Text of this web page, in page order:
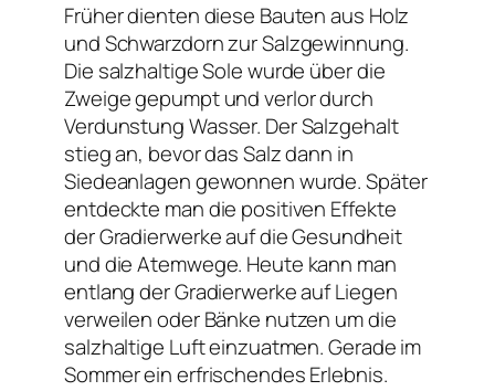
Früher dienten diese Bauten aus Holz
und Schwarzdorn zur Salzgewinnung.
Die salzhaltige Sole wurde über die
Zweige gepumpt und verlor durch
Verdunstung Wasser. Der Salzgehalt
stieg an, bevor das Salz dann in
Siedeanlagen gewonnen wurde. Später
entdeckte man die positiven Effekte
der Gradierwerke auf die Gesundheit
und die Atemwege. Heute kann man
entlang der Gradierwerke auf Liegen
verweilen oder Bänke nutzen um die
salzhaltige Luft einzuatmen. Gerade im
Sommer ein erfrischendes Erlebnis.